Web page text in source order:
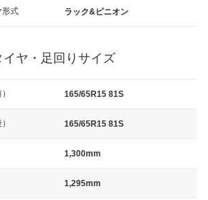
形式 ラック&ピニオン
イヤ・足回りサイズ
165/65R15 81S
165/65R15 81S
1,300mm
1,295mm